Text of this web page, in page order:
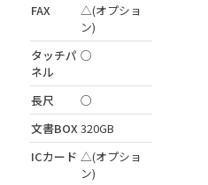
FAX
△(オプショ
ン)
タッチパ
ネル
○
長尺
○
文書BOX 320GB
ICカード △(オプショ
ン)